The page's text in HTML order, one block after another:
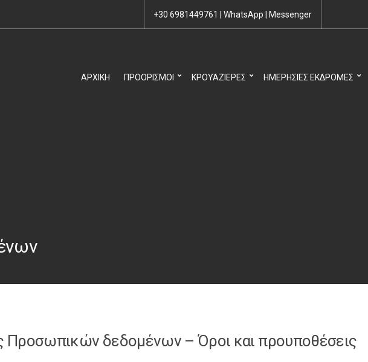
+30 6981449761 WhatsApp Messenger
ΑΡΧΙΚΉ ΠΡΟΟΡΙΣΜΟΊ ΚΡΟΥΑΖΙΈΡΕΣ ΗΜΕΡΉΣΙΕΣ ΕΚΔΡΟΜΈΣ
Προσωπικών δεδομένων – Όροι και προυποθέσεις